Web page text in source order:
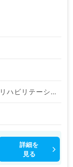
リウマチ科、整形外科、リハビリテーション科
詳細を
見る